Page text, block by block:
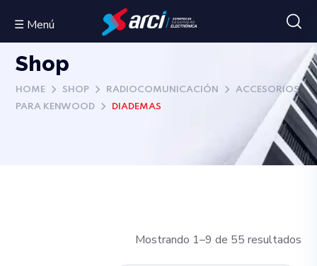
☰ Menú
Shop
HOME SHOP RADIOCOMUNICACIÓN
ACCESORIOS
PARA KENWOOD
DIADEMAS
Mostrando 1–9 de 55 resultados